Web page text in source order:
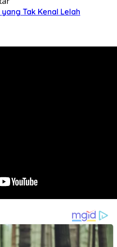
Tak Kenal Lelah